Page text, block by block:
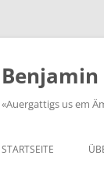
Zum
springen
Benjamin
«Auergattigs us em
STARTSEITE